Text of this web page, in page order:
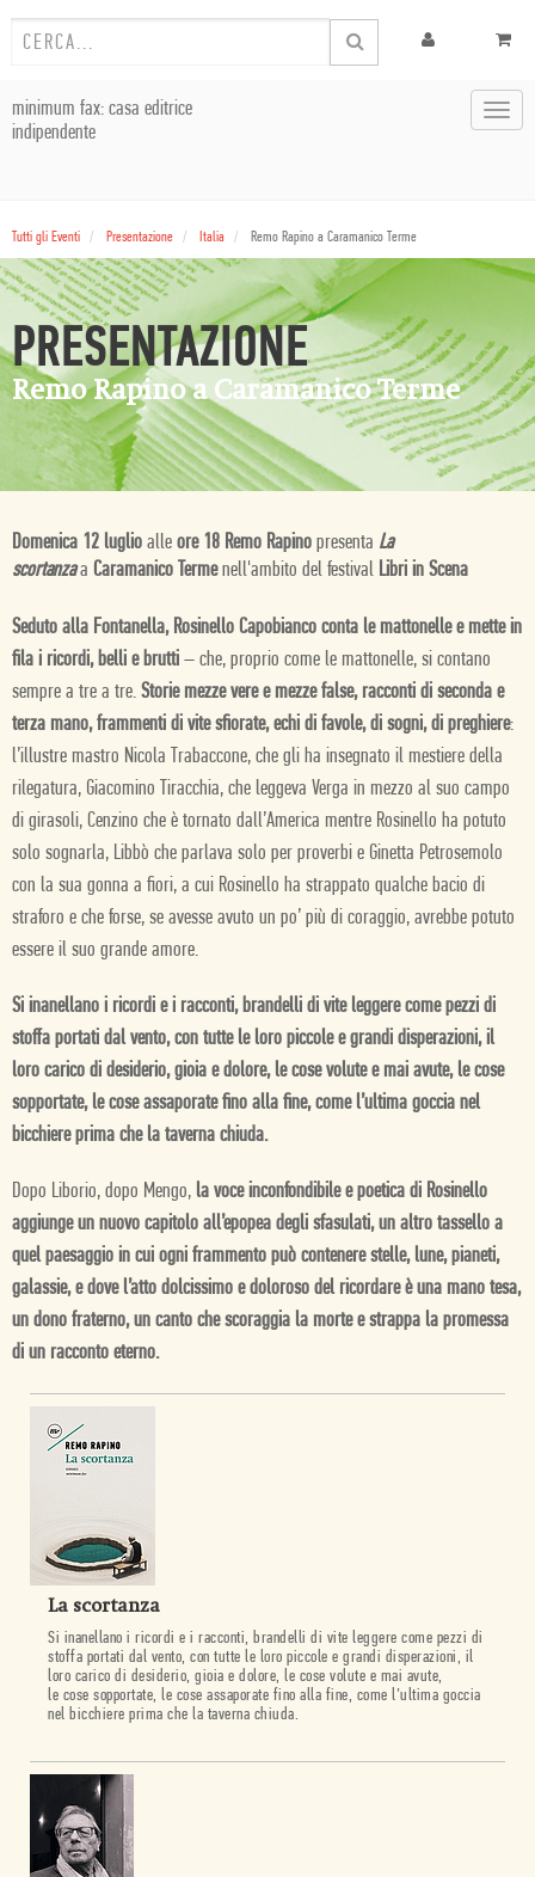
minimum fax: casa editrice
indipendente
Tutti gli Eventi Presentazione Italia Remo Rapino a Caramanico Terme
PRESENTAZIONE
Remo Rapino a Caramanico Terme
Domenica 12 luglio alle ore 18 Remo Rapino presenta La
scortanzaa Caramanico Termenell'ambito del festival Libri in Scena
Seduto alla Fontanella, Rosinello Capobianco conta le mattonelle e mette in
fila i ricordi, belli e brutti – che, proprio come le mattonelle, si contano
sempre a tre a tre. Storie mezze vere e mezze false, racconti di seconda e
terza mano, frammenti di vite sfiorate, echi di favole, di sogni, di preghiere:
l’illustre mastro Nicola Trabaccone, che gli ha insegnato il mestiere della
rilegatura, Giacomino Tiracchia, che leggeva Verga in mezzo al suo campo
di girasoli, Cenzino che è tornato dall’America mentre Rosinello ha potuto
solo sognarla, Libbò che parlava solo per proverbi e Ginetta Petrosemolo
con la sua gonna a fiori, a cui Rosinello ha strappato qualche bacio di
straforo e che forse, se avesse avuto un po’ più di coraggio, avrebbe potuto
essere il suo grande amore.
Si inanellano i ricordi e i racconti, brandelli di vite leggere come pezzi di
stoffa portati dal vento, con tutte le loro piccole e grandi disperazioni, il
loro carico di desiderio, gioia e dolore, le cose volute e mai avute, le cose
sopportate, le cose assaporate fino alla fine, come l’ultima goccia nel
bicchiere prima che la taverna chiuda.
Dopo Liborio, dopo Mengo, la voce inconfondibile e poetica di Rosinello
aggiunge un nuovo capitolo all’epopea degli sfasulati, un altro tassello a
quel paesaggio in cui ogni frammento può contenere stelle, lune, pianeti,
galassie, e dove l’atto dolcissimo e doloroso del ricordare è una mano tesa,
un dono fraterno, un canto che scoraggia la morte e strappa la promessa
di un racconto eterno.
La scortanza
Si inanellano i ricordi e i racconti, brandelli di vite leggere come pezzi di
stoffa portati dal vento, con tutte le loro piccole e grandi disperazioni, il
loro carico di desiderio, gioia e dolore, le cose volute e mai avute,
le cose sopportate, le cose assaporate fino alla fine, come l’ultima goccia
nel bicchiere prima che la taverna chiuda.